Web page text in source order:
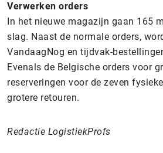
Verwerken orders
In het nieuwe magazijn gaan 165
slag. Naast de normale orders,
VandaagNog en tijdvak-
Evenals de Belgische orders voor
reserveringen voor de zeven
grotere retouren.
Redactie LogistiekProfs